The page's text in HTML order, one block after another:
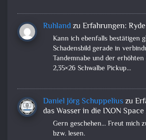
Ruhlandzu Erfahrungen:
Kann ich ebenfalls bestätigen
Schadensbild gerade in
Tandemnabe und der
2,35×26 Schwalbe Pickup…
Daniel Jörg Schuppeliuszu
das Wasser in die IXON
Gern geschehen... Freut mich
bzw. lesen.